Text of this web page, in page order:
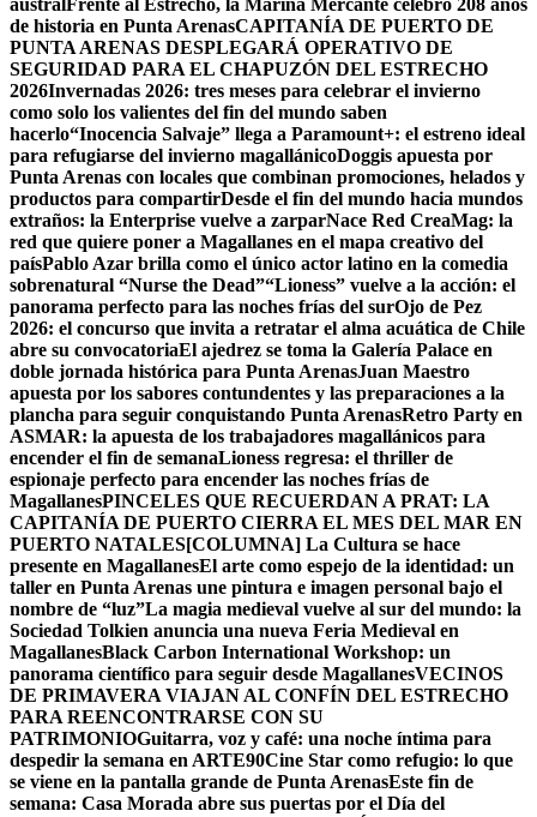
australFrente al Estrecho, la Marina Mercante celebró 208 años
de historia en Punta ArenasCAPITANÍA DE PUERTO DE
PUNTA ARENAS DESPLEGARÁ OPERATIVO DE
SEGURIDAD PARA EL CHAPUZÓN DEL ESTRECHO
2026Invernadas 2026: tres meses para celebrar el invierno
como solo los valientes del fin del mundo saben
hacerlo“Inocencia Salvaje” llega a Paramount+: el estreno ideal
para refugiarse del invierno magallánicoDoggis apuesta por
Punta Arenas con locales que combinan promociones, helados y
productos para compartirDesde el fin del mundo hacia mundos
extraños: la Enterprise vuelve a zarparNace Red CreaMag: la
red que quiere poner a Magallanes en el mapa creativo del
paísPablo Azar brilla como el único actor latino en la comedia
sobrenatural “Nurse the Dead”“Lioness” vuelve a la acción: el
panorama perfecto para las noches frías del surOjo de Pez
2026: el concurso que invita a retratar el alma acuática de Chile
abre su convocatoriaEl ajedrez se toma la Galería Palace en
doble jornada histórica para Punta ArenasJuan Maestro
apuesta por los sabores contundentes y las preparaciones a la
plancha para seguir conquistando Punta ArenasRetro Party en
ASMAR: la apuesta de los trabajadores magallánicos para
encender el fin de semanaLioness regresa: el thriller de
espionaje perfecto para encender las noches frías de
MagallanesPINCELES QUE RECUERDAN A PRAT: LA
CAPITANÍA DE PUERTO CIERRA EL MES DEL MAR EN
PUERTO NATALES[COLUMNA] La Cultura se hace
presente en MagallanesEl arte como espejo de la identidad: un
taller en Punta Arenas une pintura e imagen personal bajo el
nombre de “luz”La magia medieval vuelve al sur del mundo: la
Sociedad Tolkien anuncia una nueva Feria Medieval en
MagallanesBlack Carbon International Workshop: un
panorama científico para seguir desde MagallanesVECINOS
DE PRIMAVERA VIAJAN AL CONFÍN DEL ESTRECHO
PARA REENCONTRARSE CON SU
PATRIMONIOGuitarra, voz y café: una noche íntima para
despedir la semana en ARTE90Cine Star como refugio: lo que
se viene en la pantalla grande de Punta ArenasEste fin de
semana: Casa Morada abre sus puertas por el Día del